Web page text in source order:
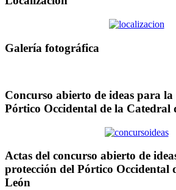
Galería fotográfica
Concurso abierto de ideas para
Pórtico Occidental de la Catedral
Actas del concurso abierto de
protección del Pórtico Occidental
León